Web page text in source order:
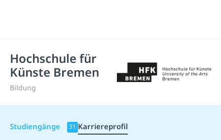
Hochschule für
Künste Bremen
Bildung
Studiengänge 31 Karriereprofil